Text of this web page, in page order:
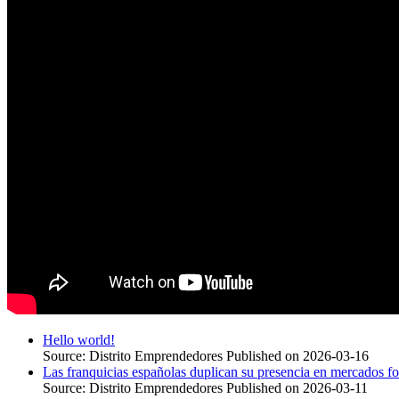
Hello world!
Source: Distrito Emprendedores Published on 2026-03-16
Las franquicias españolas duplican su presencia en mercados
Source: Distrito Emprendedores Published on 2026-03-11